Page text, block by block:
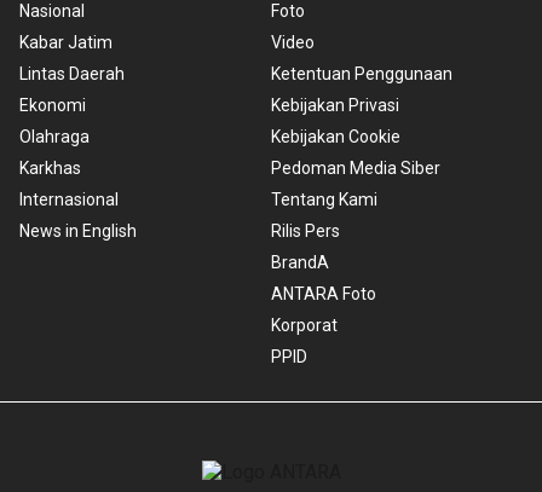
Nasional
Kabar Jatim
Lintas Daerah
Ekonomi
Olahraga
Karkhas
Internasional
News in English
Foto
Video
Ketentuan Penggunaan
Kebijakan Privasi
Kebijakan Cookie
Pedoman Media Siber
Tentang Kami
Rilis Pers
BrandA
ANTARA Foto
Korporat
PPID